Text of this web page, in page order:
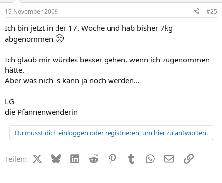
19 November 2009 #25
Ich bin jetzt in der 17. Woche und hab bisher 7kg
abgenommen 🙁
Ich glaub mir würdes besser gehen, wenn ich zugenommen
hätte.
Aber was nich is kann ja noch werden...
LG
die Pfannenwenderin
Du musst dich einloggen oder registrieren, um hier zu antworten.
Teilen: X (Twitter)
BlueskyLinkedIn
Reddit PinterestTumblr WhatsApp
E-MailLink